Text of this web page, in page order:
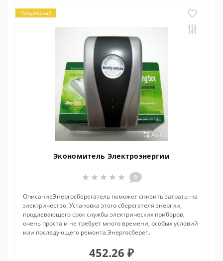
Популярный
Экономитель Электроэнергии
0
ОписаниеЭнергосберегатель поможет снизить затраты на
электричество. Установка этого сберегателя энергии,
продлевающего срок службы электрических приборов,
очень проста и не требует много времени, особых условий
или последующего ремонта.Энергосберег..
452.26 ₽